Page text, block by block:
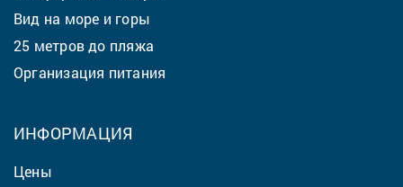
Вид на море и горы
25 метров до пляжа
Организация питания
ИНФОРМАЦИЯ
Цены